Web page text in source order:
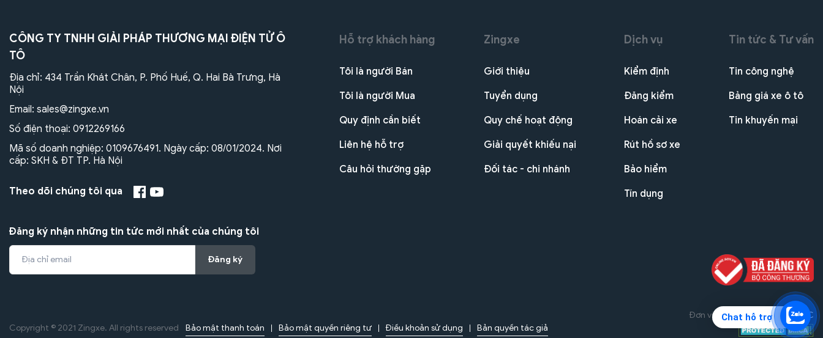
Chat hỗ trợ
CÔNG TY TNHH GIẢI PHÁP THƯƠNG MẠI ĐIỆN TỬ Ô
TÔ
Địa chỉ: 434 Trần Khát Chân, P. Phố Huế, Q. Hai Bà Trưng, Hà
Nội
Email: sales@zingxe.vn
Số điện thoại: 0912269166
Mã số doanh nghiệp: 0109676491. Ngày cấp: 08/01/2024. Nơi
cấp: SKH & ĐT TP. Hà Nội
Theo dõi chúng tôi qua
Đăng ký nhận những tin tức mới nhất của chúng tôi
Đăng ký
Hỗ trợ khách hàng
Tôi là người Bán
Tôi là người Mua
Quy định cần biết
Liên hệ hỗ trợ
Câu hỏi thường gặp
Zingxe
Giới thiệu
Tuyển dụng
Quy chế hoạt động
Giải quyết khiếu nại
Đối tác - chi nhánh
Dịch vụ
Kiểm định
Đăng kiểm
Hoán cải xe
Rút hồ sơ xe
Bảo hiểm
Tín dụng
Tin tức & Tư vấn
Tin công nghệ
Bảng giá xe ô tô
Tin khuyến mại
Đơn vị triển khai dự án THG JSC
Copyright © 2021 Zingxe. All rights reserved
Bảo mật thanh toán Bảo mật quyền riêng tư Điều khoản sử dụng Bản quyền tác giả